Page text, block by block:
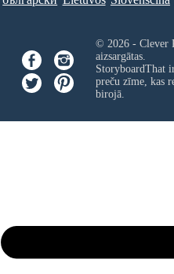
© 2026 - Clever
aizsargātas.
StoryboardThat
preču zīme, kas
birojā.